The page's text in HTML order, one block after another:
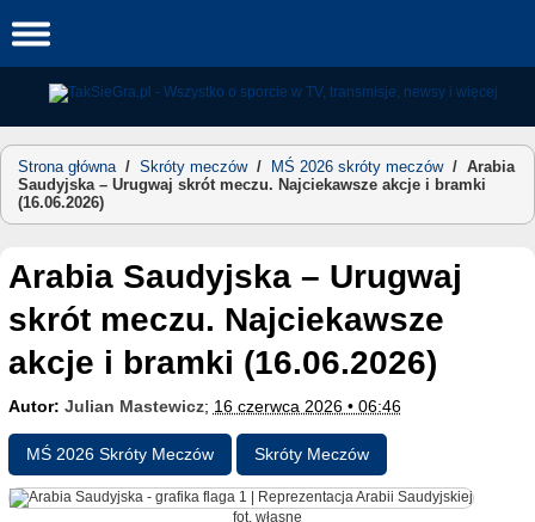
to
Strona główna/ Skróty meczów/ MŚ 2026 skróty meczów/ Arabia
Saudyjska – Urugwaj skrót meczu. Najciekawsze akcje i bramki
(16.06.2026)
Arabia Saudyjska – Urugwaj
skrót meczu. Najciekawsze
akcje i bramki (16.06.2026)
Autor: Julian Mastewicz; 16 czerwca 2026 • 06:46
MŚ 2026 Skróty Meczów Skróty Meczów
fot. własne